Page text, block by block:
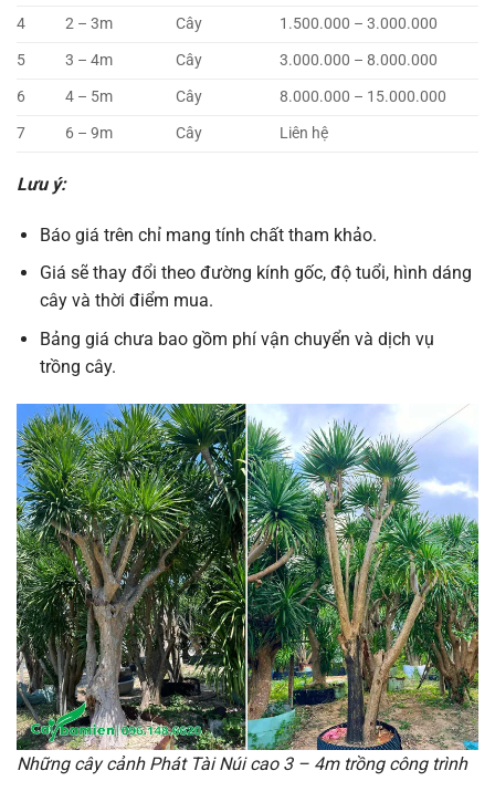
4 2 – 3m Cây
1.500.000 – 3.000.000
5
3 – 4m Cây
3.000.000 – 8.000.000
6
4 – 5m Cây
8.000.000 – 15.000.000
7
6 – 9m Cây Liên hệ
Lưu ý:
Báo giá trên chỉ mang tính chất tham khảo.
Giá sẽ thay đổi theo đường kính gốc, độ tuổi, hình dáng
cây và thời điểm mua.
Bảng giá chưa bao gồm phí vận chuyển và dịch vụ
trồng cây.
Những cây cảnh Phát Tài Núi cao 3 – 4m trồng công trình